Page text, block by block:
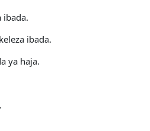
ibada.
ibada.
ya haja.